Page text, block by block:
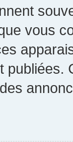
vous
publiées.